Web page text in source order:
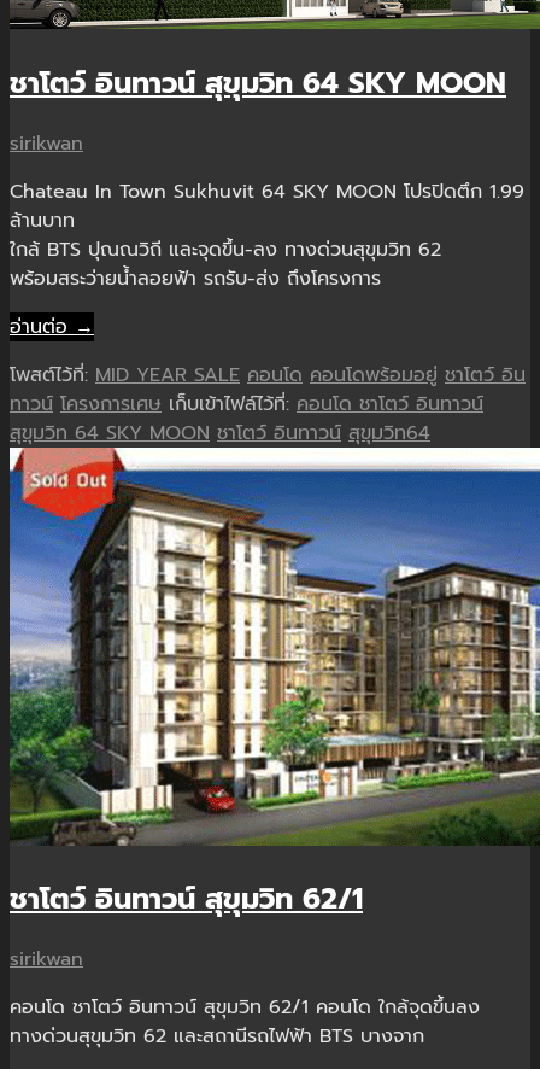
ชาโตว์ อินทาวน์ สุขุมวิท 64 SKY MOON
sirikwan
Chateau In Town Sukhuvit 64 SKY MOON โปรปิดตึก 1.99
ล้านบาท
ใกล้ BTS ปุณณวิถี และจุดขึ้น-ลง ทางด่วนสุขุมวิท 62
พร้อมสระว่ายน้ำลอยฟ้า รถรับ-ส่ง ถึงโครงการ
อ่านต่อ →
โพสต์ไว้ที่: MID YEAR SALE คอนโด คอนโดพร้อมอยู่ ชาโตว์ อิน
ทาวน์ โครงการเศษ เก็บเข้าไฟล์ไว้ที่: คอนโด ชาโตว์ อินทาวน์
สุขุมวิท 64 SKY MOON ชาโตว์ อินทาวน์ สุขุมวิท64
ชาโตว์ อินทาวน์ สุขุมวิท 62/1
sirikwan
คอนโด ชาโตว์ อินทาวน์ สุขุมวิท 62/1 คอนโด ใกล้จุดขึ้นลง
ทางด่วนสุขุมวิท 62 และสถานีรถไฟฟ้า BTS บางจาก